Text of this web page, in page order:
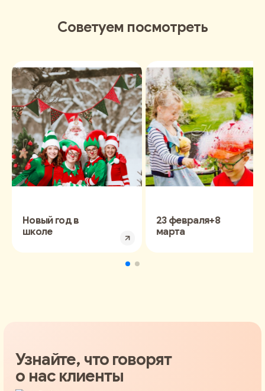
Советуем посмотреть
Новый год в
школе
23 февраля+8
марта
Узнайте, что говорят
о нас клиенты